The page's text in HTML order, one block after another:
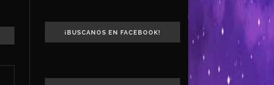
¡BUSCANOS EN FACEBOOK!